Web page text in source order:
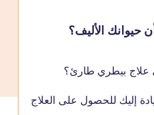
حيوانك الأليف؟
علاج بيطري طارئ؟
إليك للحصول على العلاج